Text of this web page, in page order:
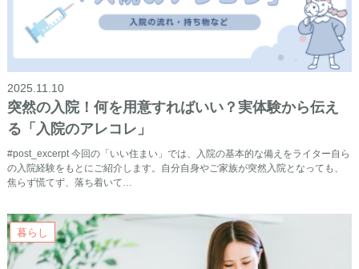
2025.11.10
突然の入院！何を用意すればいい？実体験から伝え
る「入院のアレコレ」
#post_excerpt 今回の「いい住まい」では、入院の基本的な備えをライター自ら
の入院経験をもとにご紹介します。自分自身やご家族が突然入院となっても、
焦らず慌てず、落ち着いて…
暮らし